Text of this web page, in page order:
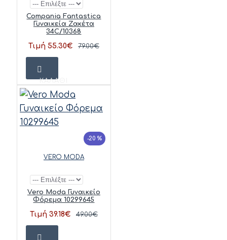
Compania Fantastica
Γυναικεία Ζακέτα
34C/10368
Τιμή 55.30€ 79.00€
ΚΑΛΆΘΙ
-20 %
VERO MODA
Vero Moda Γυναικείο
Φόρεμα 10299645
Τιμή 39.18€ 49.00€